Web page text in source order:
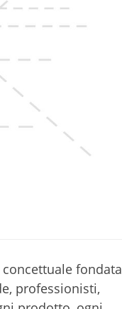
fondata
professionisti,